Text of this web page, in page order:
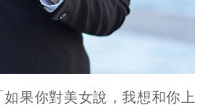
果你對美女說，我想和你上